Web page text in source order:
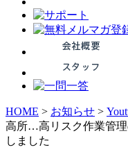
HOME > お知らせ >
高所…高リスク作業管
しました